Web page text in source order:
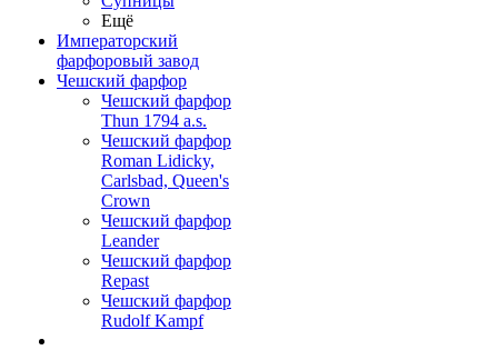
Ещё
Императорский
фарфоровый завод
Чешский фарфор
Чешский фарфор
Thun 1794 a.s.
Чешский фарфор
Roman Lidicky,
Carlsbad, Queen's
Crown
Чешский фарфор
Leander
Чешский фарфор
Repast
Чешский фарфор
Rudolf Kampf